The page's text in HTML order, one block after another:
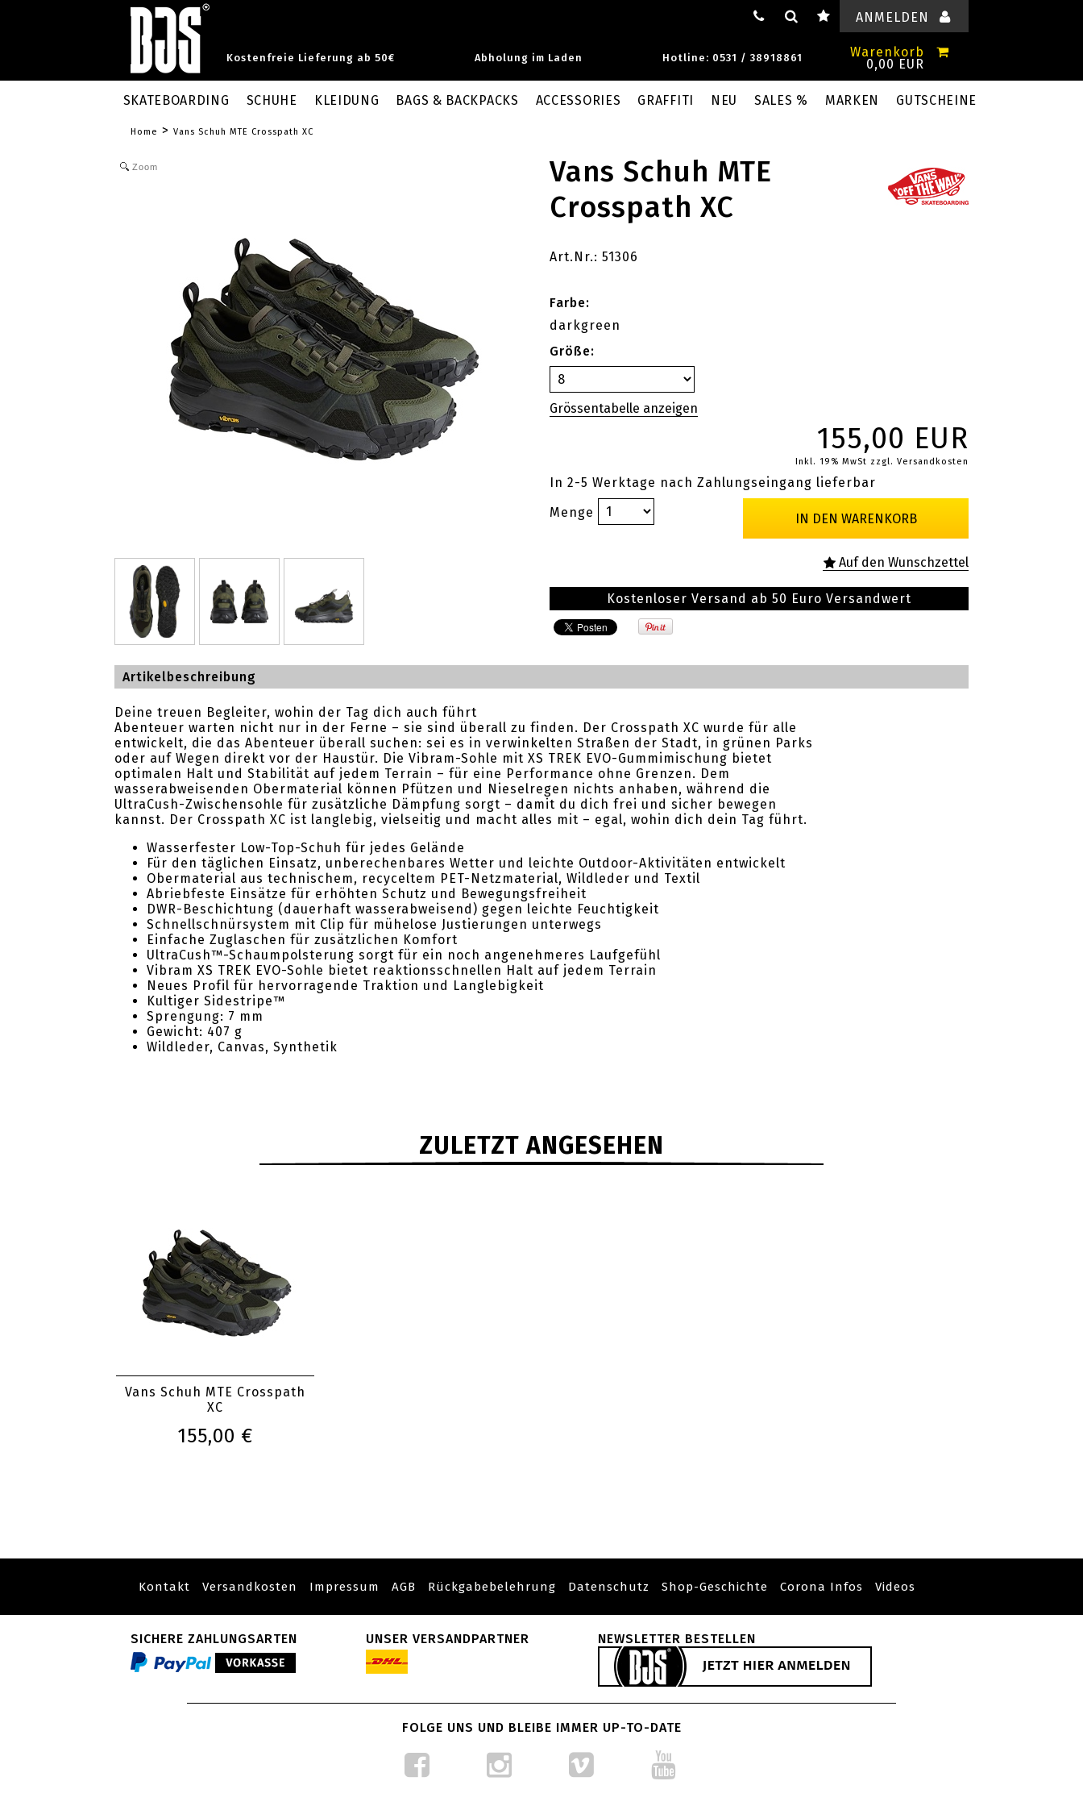
Kostenfreie Lieferung ab 50€ Abholung im Laden Hotline: 0531 / 38918861
ANMELDEN
Warenkorb
0,00 EUR
SKATEBOARDING SCHUHE KLEIDUNG BAGS & BACKPACKS ACCESSORIES GRAFFITI NEU SALES % MARKEN GUTSCHEINE
Home > Vans Schuh MTE Crosspath XC
Zoom
Vans Schuh MTE
Crosspath XC
Art.Nr.: 51306
Farbe:
darkgreen
Größe:
155,00 EUR
Inkl. 19% MwSt zzgl. Versandkosten
In 2-5 Werktage nach Zahlungseingang lieferbar
Menge
Kostenloser Versand ab 50 Euro Versandwert
Artikelbeschreibung
Deine treuen Begleiter, wohin der Tag dich auch führt
Abenteuer warten nicht nur in der Ferne – sie sind überall zu finden. Der Crosspath XC wurde für alle
entwickelt, die das Abenteuer überall suchen: sei es in verwinkelten Straßen der Stadt, in grünen Parks
oder auf Wegen direkt vor der Haustür. Die Vibram-Sohle mit XS TREK EVO-Gummimischung bietet
optimalen Halt und Stabilität auf jedem Terrain – für eine Performance ohne Grenzen. Dem
wasserabweisenden Obermaterial können Pfützen und Nieselregen nichts anhaben, während die
UltraCush-Zwischensohle für zusätzliche Dämpfung sorgt – damit du dich frei und sicher bewegen
kannst. Der Crosspath XC ist langlebig, vielseitig und macht alles mit – egal, wohin dich dein Tag führt.
Wasserfester Low-Top-Schuh für jedes Gelände
Für den täglichen Einsatz, unberechenbares Wetter und leichte Outdoor-Aktivitäten entwickelt
Obermaterial aus technischem, recyceltem PET-Netzmaterial, Wildleder und Textil
Abriebfeste Einsätze für erhöhten Schutz und Bewegungsfreiheit
DWR-Beschichtung (dauerhaft wasserabweisend) gegen leichte Feuchtigkeit
Schnellschnürsystem mit Clip für mühelose Justierungen unterwegs
Einfache Zuglaschen für zusätzlichen Komfort
UltraCush™-Schaumpolsterung sorgt für ein noch angenehmeres Laufgefühl
Vibram XS TREK EVO-Sohle bietet reaktionsschnellen Halt auf jedem Terrain
Neues Profil für hervorragende Traktion und Langlebigkeit
Kultiger Sidestripe™
Sprengung: 7 mm
Gewicht: 407 g
Wildleder, Canvas, Synthetik
ZULETZT ANGESEHEN
Vans Schuh MTE Crosspath
XC
155,00 €
Kontakt Versandkosten Impressum AGB Rückgabebelehrung Datenschutz Shop-Geschichte Corona Infos Videos
SICHERE ZAHLUNGSARTEN UNSER VERSANDPARTNER NEWSLETTER BESTELLEN
FOLGE UNS UND BLEIBE IMMER UP-TO-DATE